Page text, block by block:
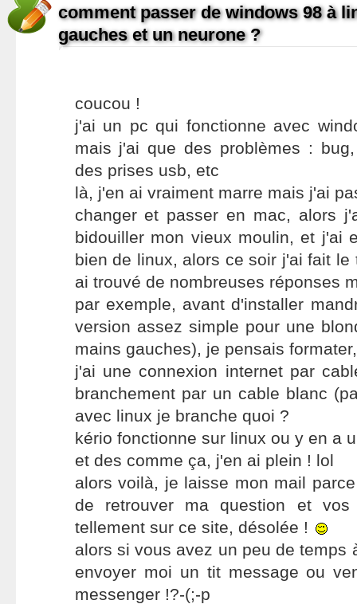
comment passer de windows 98 à
gauches et un neurone ?
coucou !
j'ai un pc qui fonctionne avec
mais j'ai que des problèmes :
des prises usb, etc
là, j'en ai vraiment marre mais j'ai
changer et passer en mac, alors
bidouiller mon vieux moulin, et j'ai
bien de linux, alors ce soir j'ai fait
ai trouvé de nombreuses réponses
par exemple, avant d'installer
version assez simple pour une
mains gauches), je pensais
j'ai une connexion internet par
branchement par un cable blanc
avec linux je branche quoi ?
kério fonctionne sur linux ou y en a
et des comme ça, j'en ai plein ! lol
alors voilà, je laisse mon mail
de retrouver ma question et
tellement sur ce site, désolée !
alors si vous avez un peu de temps
envoyer moi un tit message ou
messenger !?-(;-p